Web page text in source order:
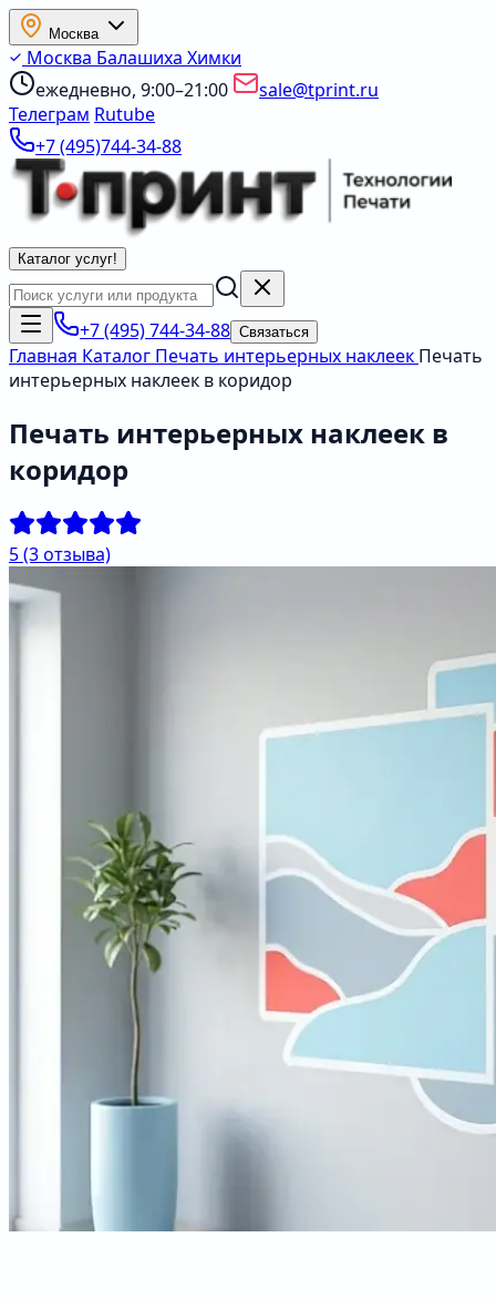
Москва
Москва Балашиха Химки
ежедневно, 9:00–21:00
sale@tprint.ru
Телеграм Rutube
+7 (495)744-34-88
Каталог услуг!
+7 (495) 744-34-88 Связаться
Главная Каталог Печать интерьерных наклеек Печать
интерьерных наклеек в коридор
Печать интерьерных наклеек в
коридор
5(3 отзыва)